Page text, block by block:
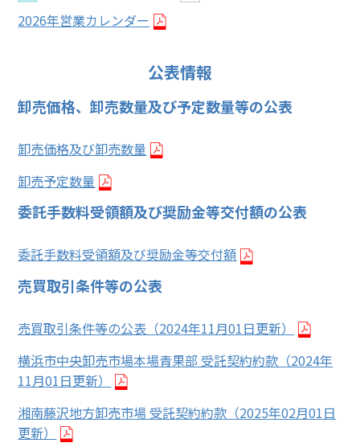
2026年営業カレンダー
公表情報
卸売価格、卸売数量及び予定数量等の公表
卸売価格及び卸売数量
卸売予定数量
委託手数料受領額及び奨励金等交付額の公表
委託手数料受領額及び奨励金等交付額
売買取引条件等の公表
売買取引条件等の公表（2024年11月01日更新）
横浜市中央卸売市場本場青果部 受託契約約款（2024年
11月01日更新）
湘南藤沢地方卸売市場 受託契約約款（2025年02月01日
更新）